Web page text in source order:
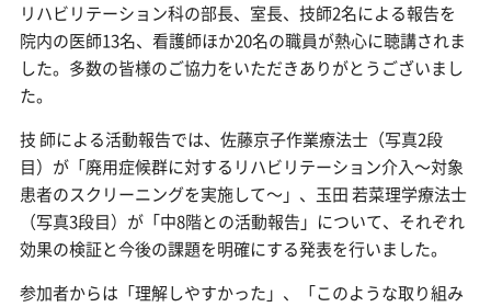
リハビリテーション科の部長、室長、技師2名による報告を
院内の医師13名、看護師ほか20名の職員が熱心に聴講されま
した。多数の皆様のご協力をいただきありがとうございまし
た。
技 師による活動報告では、佐藤京子作業療法士（写真2段
目）が「廃用症候群に対するリハビリテーション介入～対象
患者のスクリーニングを実施して～」、玉田 若菜理学療法士
（写真3段目）が「中8階との活動報告」について、それぞれ
効果の検証と今後の課題を明確にする発表を行いました。
参加者からは「理解しやすかった」、「このような取り組み